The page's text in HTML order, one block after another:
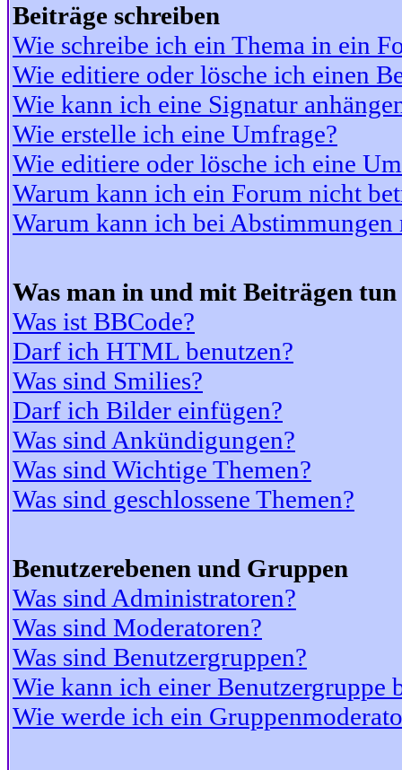
Beiträge schreiben
Wie schreibe ich ein Thema in ein
Wie editiere oder lösche ich einen
Wie kann ich eine Signatur
Wie erstelle ich eine Umfrage?
Wie editiere oder lösche ich eine
Warum kann ich ein Forum nicht
Warum kann ich bei
Was man in und mit Beiträgen
Was ist BBCode?
Darf ich HTML benutzen?
Was sind Smilies?
Darf ich Bilder einfügen?
Was sind Ankündigungen?
Was sind Wichtige Themen?
Was sind geschlossene Themen?
Benutzerebenen und Gruppen
Was sind Administratoren?
Was sind Moderatoren?
Was sind Benutzergruppen?
Wie kann ich einer Benutzergruppe
Wie werde ich ein